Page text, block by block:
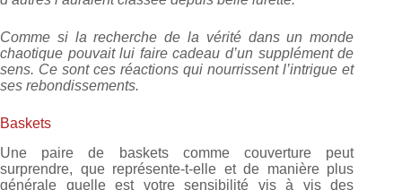
Comme si la recherche de la vérité dans un monde
chaotique pouvait lui faire cadeau d’un supplément de
sens. Ce sont ces réactions qui nourrissent l’intrigue et
ses rebondissements.
Baskets
Une paire de baskets comme couverture peut
surprendre, que représente-t-elle et de manière plus
générale quelle est votre sensibilité vis à vis des